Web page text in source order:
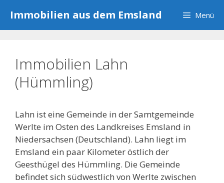
Inhalt
springen
Immobilien aus dem Emsland Menü
Immobilien Lahn
(Hümmling)
Lahn ist eine Gemeinde in der Samtgemeinde
Werlte im Osten des Landkreises Emsland in
Niedersachsen (Deutschland). Lahn liegt im
Emsland ein paar Kilometer östlich der
Geesthügel des Hümmling. Die Gemeinde
befindet sich südwestlich von Werlte zwischen